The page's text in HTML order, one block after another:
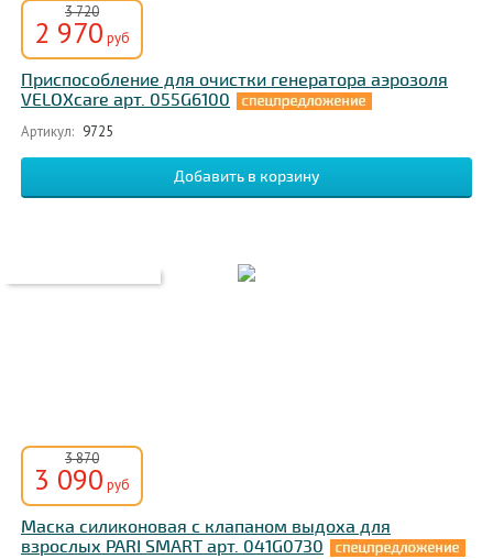
3 720
2 970 руб
Приспособление для очистки генератора аэрозоля
VELOXcare арт. 055G6100
Артикул: 9725
3 870
3 090 руб
Маска силиконовая с клапаном выдоха для
взрослых PARI SMART арт. 041G0730